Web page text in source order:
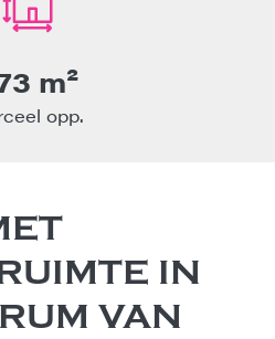
m²
opp.
IN
VAN